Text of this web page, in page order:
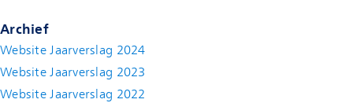
Archief
Website Jaarverslag 2024
Website Jaarverslag 2023
Website Jaarverslag 2022